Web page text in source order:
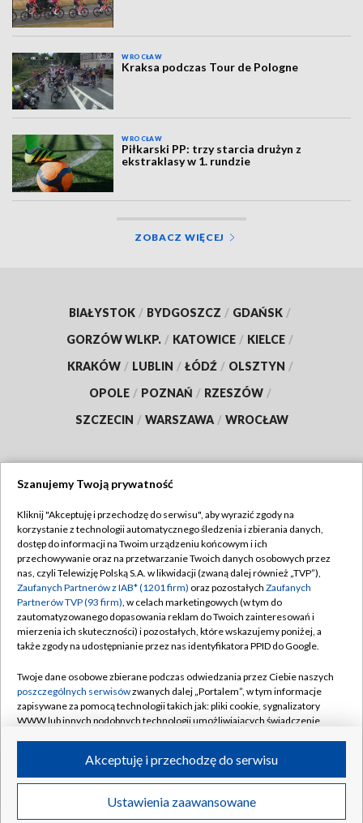
WROCŁAW
Kraksa podczas Tour de Pologne
WROCŁAW
Piłkarski PP: trzy starcia drużyn z
ekstraklasy w 1. rundzie
ZOBACZ WIĘCEJ
BIAŁYSTOK / BYDGOSZCZ / GDAŃSK /
GORZÓW WLKP. / KATOWICE / KIELCE /
KRAKÓW / LUBLIN / ŁÓDŹ / OLSZTYN /
OPOLE / POZNAŃ / RZESZÓW /
SZCZECIN / WARSZAWA / WROCŁAW
TVP
Abonament TVP
Emisja w TVP
Centrum informacji TVP
Naziemna Telewizja Cyfrowa
Rada Programowa
System NOS
Informacje o nadawcy
Program dla prasy
Ogłoszenie przetargowe
Regulamin TVP
Polityka prywatności
Moje zgody
Pomoc
Kontakt
Kanały
©2026 Telewizja Polska S.A. w likwidacji
Szanujemy Twoją prywatność
Kliknij "Akceptuję i przechodzę do serwisu", aby wyrazić zgody na
korzystanie z technologii automatycznego śledzenia i zbierania danych,
dostęp do informacji na Twoim urządzeniu końcowym i ich
przechowywanie oraz na przetwarzanie Twoich danych osobowych przez
nas, czyli Telewizję Polską S.A. w likwidacji (zwaną dalej również „TVP”),
Zaufanych Partnerów z IAB* (1201 firm) oraz pozostałych Zaufanych
Partnerów TVP (93 firm), w celach marketingowych (w tym do
zautomatyzowanego dopasowania reklam do Twoich zainteresowań i
mierzenia ich skuteczności) i pozostałych, które wskazujemy poniżej, a
także zgody na udostępnianie przez nas identyfikatora PPID do Google.
Twoje dane osobowe zbierane podczas odwiedzania przez Ciebie naszych
poszczególnych serwisówzwanych dalej „Portalem”, w tym informacje
zapisywane za pomocą technologii takich jak: pliki cookie, sygnalizatory
WWW lub innych podobnych technologii umożliwiających świadczenie
ruchu w Internecie.
Twoje dane osobowe zbierane podczas odwiedzania przez Ciebie
poszczególnych serwisówna Portalu, takie jak adresy IP, identyfikatory
Ustawienia zaawansowane
Akceptuję i przechodzę do serwisu